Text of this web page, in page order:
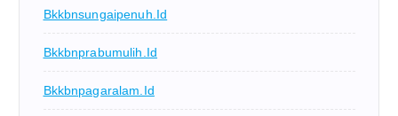
Bkkbnsungaipenuh.id
Bkkbnprabumulih.id
Bkkbnpagaralam.id